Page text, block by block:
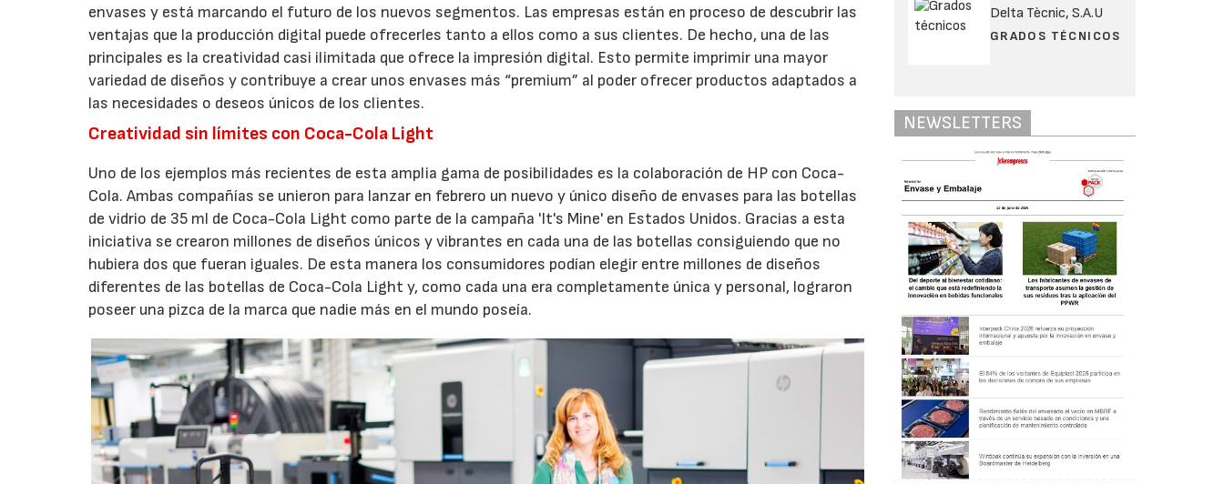
envases y está marcando el futuro de los nuevos segmentos. Las empresas están en proceso de descubrir las
ventajas que la producción digital puede ofrecerles tanto a ellos como a sus clientes. De hecho, una de las
principales es la creatividad casi ilimitada que ofrece la impresión digital. Esto permite imprimir una mayor
variedad de diseños y contribuye a crear unos envases más “premium” al poder ofrecer productos adaptados a
las necesidades o deseos únicos de los clientes.
Creatividad sin límites con Coca-Cola Light
Uno de los ejemplos más recientes de esta amplia gama de posibilidades es la colaboración de HP con Coca-
Cola. Ambas compañías se unieron para lanzar en febrero un nuevo y único diseño de envases para las botellas
de vidrio de 35 ml de Coca-Cola Light como parte de la campaña 'It's Mine' en Estados Unidos. Gracias a esta
iniciativa se crearon millones de diseños únicos y vibrantes en cada una de las botellas consiguiendo que no
hubiera dos que fueran iguales. De esta manera los consumidores podían elegir entre millones de diseños
diferentes de las botellas de Coca-Cola Light y, como cada una era completamente única y personal, lograron
poseer una pizca de la marca que nadie más en el mundo poseía.
Delta Tècnic, S.A.U
GRADOS TÉCNICOS
NEWSLETTERS